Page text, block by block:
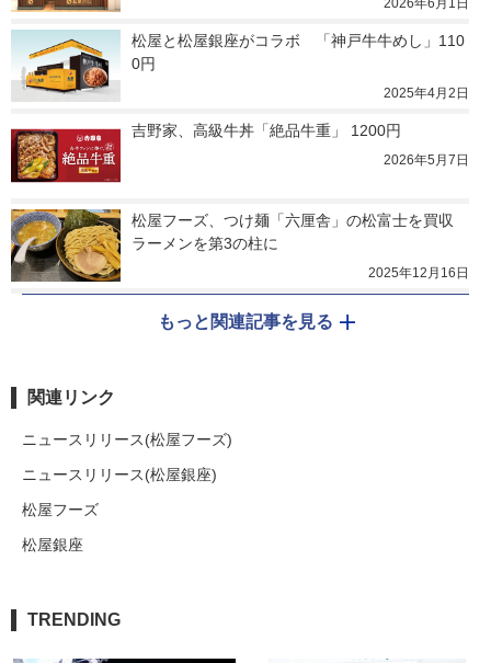
松屋と松屋銀座がコラボ　「神戸牛牛めし」110
0円
2025年4月2日
吉野家、高級牛丼「絶品牛重」 1200円
2026年5月7日
松屋フーズ、つけ麺「六厘舎」の松富士を買収
ラーメンを第3の柱に
2025年12月16日
もっと関連記事を見る
関連リンク
ニュースリリース(松屋フーズ)
ニュースリリース(松屋銀座)
松屋フーズ
松屋銀座
TRENDING